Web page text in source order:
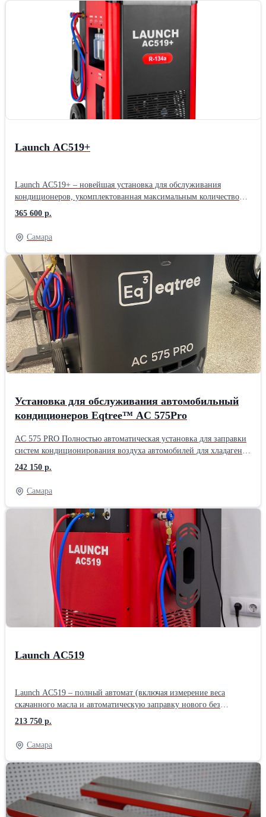
3.5 тонны превосходит аналоги других китайских
производителей, имеющих маркировку 4 тонны (не
сертифицированных по стандартам CE).Производитель: Launch
Назначение: Для автосервиса Тип: Электрогидравлические
Количество стоек: Двухстоечные Грузоподъемность: 4 тонны
Страна: Китайские
Launch AC519+
Launch AC519+ – новейшая установка для обслуживания
кондиционеров, укомплектованная максимальным количеством
функций и возможностей. Полностью автоматическая, подходит
для бензиновых, дизельных, электрических и гибридных
транспортных средств. Объединяет функции безразборной
промывки и диагностики, регенерации хладагента, заправки и
вакуумирования. Точный контроль всех жидкостей по весу,
объёмный внутренний бак 22 кг, сенсорное управление на
современном промышленном экране. Подходит для бензиновых,
дизельных автомобилей, электромобилей (BEV) и гибридных
транспортных средств. Поддержка дистанционного управления
через диагностический планшет. Поддержка заправки PAG/POE
масла и УФ-индикаторной жидкости. Новая патентованная
конструкция установки и уникальный модуль сепарации масла и
газа обеспечивают более эффективные и стабильные рабочие
качества.
365 600 р.
Самара
Установка для обслуживания автомобильный
кондиционеров Eqtree™ AC 575Pro
AC 575 PRO Полностью автоматическая установка для заправки
систем кондиционирования воздуха автомобилей для хладагента
R134a. Удобное и понятное русифицированное меню. 7-ти
дюймовый сенсорный дисплей. Встроенный принтер. Большие
(Offraod) задние колеса. Ресурс фильтра на 100 кг. Функция
промывки контура кондиционера. Работы с гибридными
автомобилями. Автоматические функции: Откачка и
рециркуляция хладагента; Отделение отработанного масла;
Программируемый вакуум; Тест системы на утечки;
Автоматическая подача масла; Заполнение системы.
242 150 р.
Самара
Launch AC519
Launch AC519 – полный автомат (включая измерение веса
скачанного масла и автоматическую заправку нового без
необходимости ручного подтверждения). Без ручных вентилей.
Подходит для работы с легковым, грузовым транспортом, а так
же спец.техники. - Простое и понятное меню на большом ЖК-
дисплее. Удобное отображение количества фреона и масла в
установке. - Автоматическая заправка нового масла по весу
откачанного масла (без необходимости ручного ввода). - Ёмкость
старого масла увеличенного объема. - Информативные и легко
читаемые маслозаполненные манометры (включая манометр
давления во внутреннем баллоне). - Принтер в комплекте. -
213 750 р.
Самара